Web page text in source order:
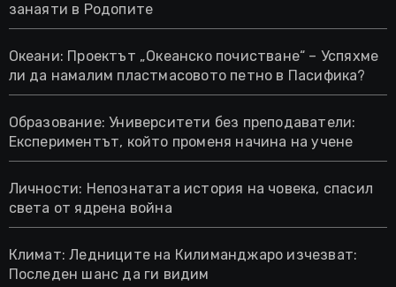
занаяти в Родопите
Океани: Проектът „Океанско почистване“ – Успяхме
ли да намалим пластмасовото петно в Пасифика?
Образование: Университети без преподаватели:
Експериментът, който променя начина на учене
Личности: Непознатата история на човека, спасил
света от ядрена война
Климат: Ледниците на Килиманджаро изчезват:
Последен шанс да ги видим